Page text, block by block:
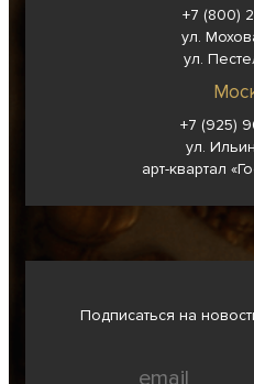
+7 (800)
ул.
ул.
+7 (925)
ул.
арт-квартал
Подписаться на